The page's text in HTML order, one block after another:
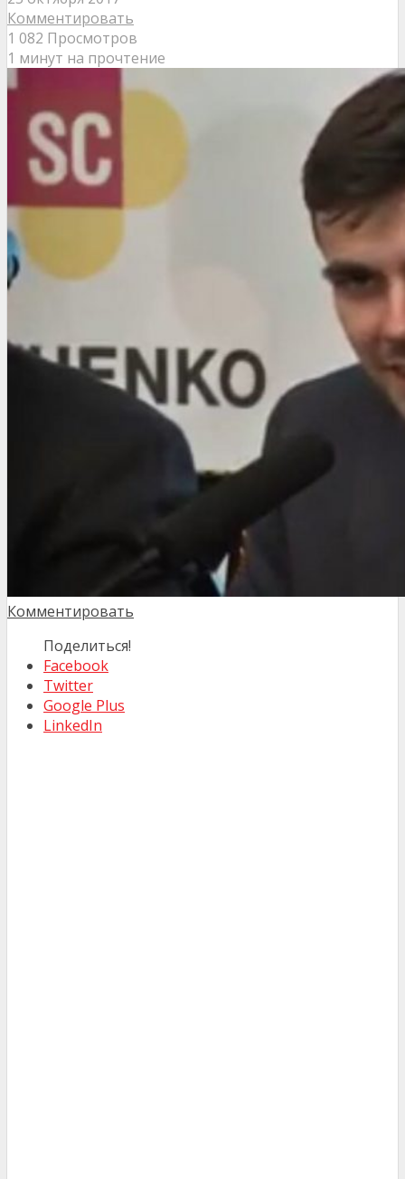
Комментировать
1 082 Просмотров
1 минут на прочтение
Комментировать
Поделиться!
Facebook
Twitter
Google Plus
LinkedIn